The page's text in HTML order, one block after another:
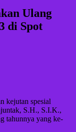
Ulang
di Spot
kejutan spesial
S.H., S.I.K.,
tahunnya yang ke-